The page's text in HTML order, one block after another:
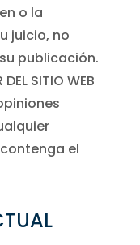
o la
juicio, no
publicación.
SITIO WEB
el